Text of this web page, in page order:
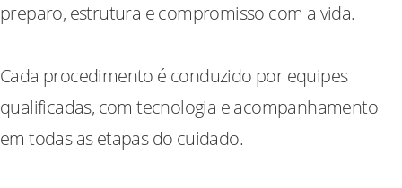
preparo, estrutura e compromisso com a vida.
Cada procedimento é conduzido por equipes
qualificadas, com tecnologia e acompanhamento
em todas as etapas do cuidado.